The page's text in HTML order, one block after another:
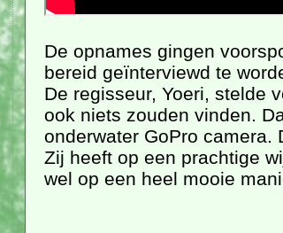
De opnames gingen
bereid geïnterviewd te
De regisseur, Yoeri, stelde
ook niets zouden vinden.
onderwater GoPro camera.
Zij heeft op een prachtige
wel op een heel mooie